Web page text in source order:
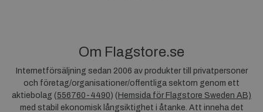
Om Flagstore.se
Internetförsäljning sedan 2006 av produkter till privatpersoner
och företag/organisationer/offentliga sektorn genom ett
aktiebolag (556760-4490) ( Hemsida för Flagstore Sweden AB)
med stabil ekonomisk långsiktighet i åtanke. Att inneha det